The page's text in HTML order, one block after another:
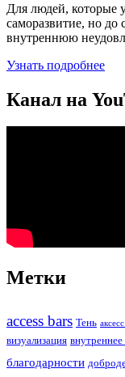
Для людей, которые
саморазвитие, но до
внутреннюю
Узнать подробнее
Канал на
Метки
access bars Тень
визуализация внутреннее
благодарности